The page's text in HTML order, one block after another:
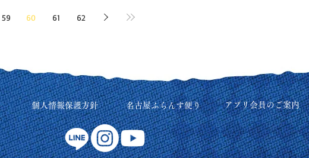
59 60 61 62
個人情報保護方針 名古屋ふらんす便り アプリ会員のご案内